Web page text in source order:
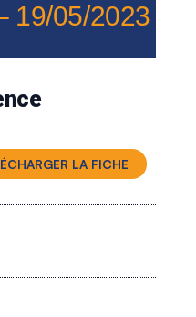
19/05/2023
LA FICHE